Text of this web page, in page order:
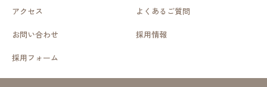
アクセス よくあるご質問
お問い合わせ 採用情報
採用フォーム